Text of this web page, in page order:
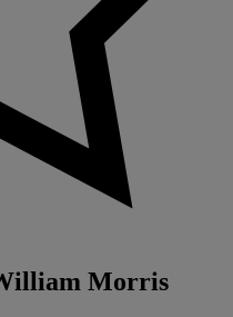
Morris